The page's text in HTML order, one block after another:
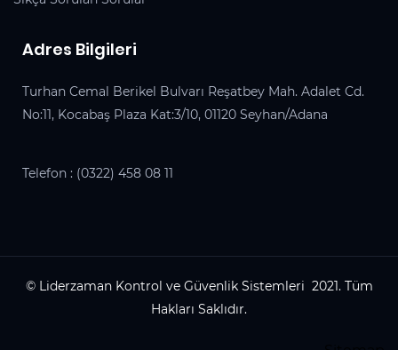
Adres Bilgileri
Turhan Cemal Berikel Bulvarı Reşatbey Mah. Adalet Cd.
No:11, Kocabaş Plaza Kat:3/10, 01120 Seyhan/Adana
Telefon : (0322) 458 08 11
© Liderzaman Kontrol ve Güvenlik Sistemleri 2021. Tüm
Hakları Saklıdır.